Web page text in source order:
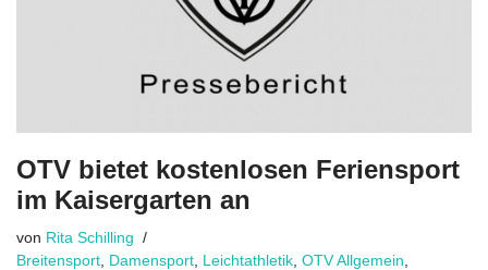
OTV bietet kostenlosen Feriensport
im Kaisergarten an
von Rita Schilling
Breitensport Damensport Leichtathletik OTV Allgemein